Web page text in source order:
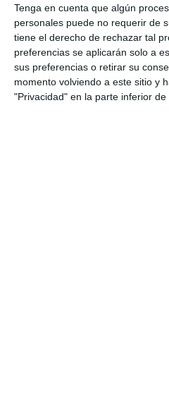
Tenga en cuenta que algún
personales puede no requerir de
tiene el derecho de rechazar tal
preferencias se aplicarán solo a
sus preferencias o retirar su
momento volviendo a este sitio y
"Privacidad" en la parte inferior de